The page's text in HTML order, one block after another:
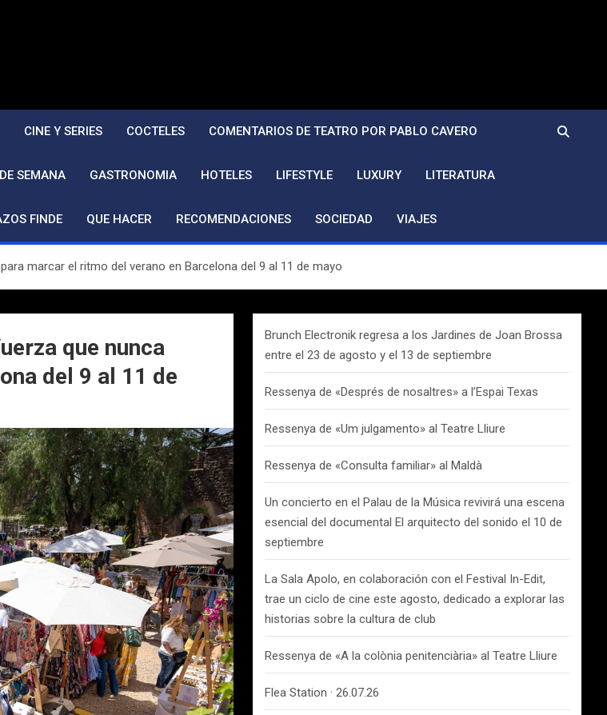
CINE Y SERIES COCTELES COMENTARIOS DE TEATRO POR PABLO CAVERO
SEMANA GASTRONOMIA HOTELES LIFESTYLE LUXURY LITERATURA
FINDE QUE HACER RECOMENDACIONES SOCIEDAD VIAJES
marcar el ritmo del verano en Barcelona del 9 al 11 de mayo
que nunca
del 9 al 11 de
Brunch Electronik regresa a los Jardines de Joan Brossa
entre el 23 de agosto y el 13 de septiembre
Ressenya de «Després de nosaltres» a l’Espai Texas
Ressenya de «Um julgamento» al Teatre Lliure
Ressenya de «Consulta familiar» al Maldà
Un concierto en el Palau de la Música revivirá una escena
esencial del documental El arquitecto del sonido el 10 de
septiembre
La Sala Apolo, en colaboración con el Festival In-Edit,
trae un ciclo de cine este agosto, dedicado a explorar las
historias sobre la cultura de club
Ressenya de «A la colònia penitenciària» al Teatre Lliure
Flea Station · 26.07.26